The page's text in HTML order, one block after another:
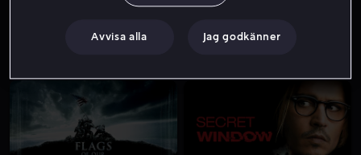
Avvisa alla Jag godkänner